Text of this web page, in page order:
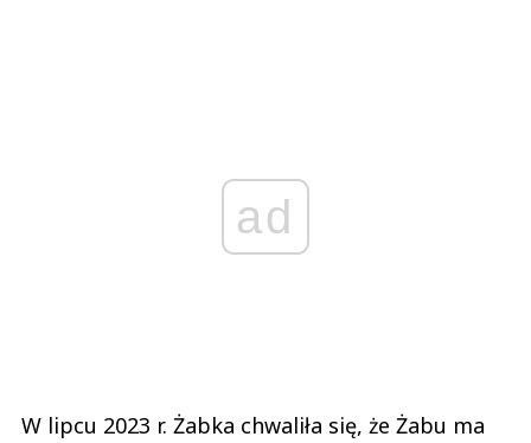
ad
W lipcu 2023 r. Żabka chwaliła się, że Żabu ma